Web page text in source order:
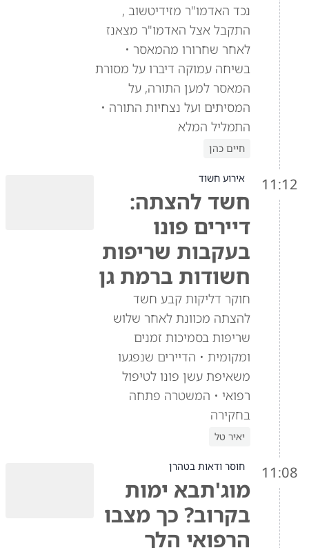
נכד האדמו"ר מזידיטשוב ,
התקבל אצל האדמו"ר מצאנז
לאחר שחרורו מהמאסר •
בשיחה עמוקה דיברו על מסורת
המאסר למען התורה, על
המסיתים ועל נצחיות התורה •
התמליל המלא
חיים כהן
11:12 אירוע חשוד
חשד להצתה:
דיירים פונו
בעקבות שריפות
חשודות ברמת גן
חוקר דליקות קבע חשד
להצתה מכוונת לאחר שלוש
שריפות בסמיכות זמנים
ומקומית • הדיירים שנפגעו
משאיפת עשן פונו לטיפול
רפואי • המשטרה פתחה
בחקירה
יאיר טל
11:08 חוסר ודאות בטהרן
מוג'תבא ימות
בקרוב? כך מצבו
הרפואי הלך